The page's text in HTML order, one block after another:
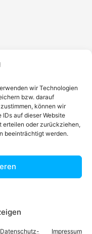
wir Technologien
bzw. darauf
können wir
auf dieser Website
erteilen oder zurückziehen,
beeinträchtigt werden.
Impressum